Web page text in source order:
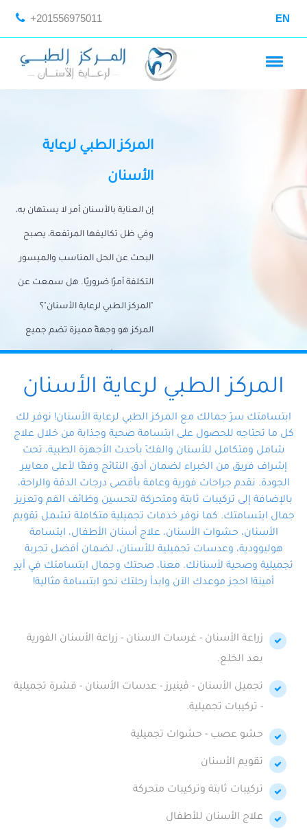
+201556975011 EN
المركز الطبي لرعاية
الأسنان
إن العناية بالأسنان أمر لا يستهان به،
وفي ظل تكاليفها المرتفعة، يصبح
البحث عن الحل المناسب والميسور
التكلفة أمرًا ضروريًا. هل سمعت عن
"المركز الطبي لرعاية الأسنان"؟
المركز هو وجهةً مميزة تضم جميع
احتياجات الأسنان تحت سقف واحد،
وتضمن لك حلاً شاملًا لجميع
المتخصص ذوي الخبرة، ستجد نفسك
في أيد أمينة تلبي احتياجاتك بكل
احترافية ودقة.
المركز الطبي لرعاية الأسنان
ابتسامتك سرّ جمالك مع المركز الطبي لرعاية الأسنان! نوفر لك
كل ما تحتاجه للحصول على ابتسامة صحية وجذابة من خلال علاج
شامل ومتكامل للأسنان والفكّ بأحدث الأجهزة الطبية، تحت
إشراف فريق من الخبراء لضمان أدق النتائج وفقًا لأعلى معايير
الجودة. نقدم جراحات فورية وعامة بأقصى درجات الدقة والراحة،
بالإضافة إلى تركيبات ثابتة ومتحركة لتحسين وظائف الفم وتعزيز
جمال ابتسامتك. كما نوفر خدمات تجميلية متكاملة تشمل تقويم
الأسنان، حشوات الأسنان، علاج أسنان الأطفال، ابتسامة
هوليوودية، وعدسات تجميلية للأسنان، لضمان أفضل تجربة
تجميلية وصحية لأسنانك. معنا، صحتك وجمال ابتسامتك في أيدٍ
أمينة! احجز موعدك الآن وابدأ رحلتك نحو ابتسامة مثالية!
زراعة الأسنان - غرسات الاسنان - زراعة الأسنان الفورية
بعد الخلع.
تجميل الأسنان - ڤينيرز - عدسات الأسنان - قشرة تجميلية
- تركيبات تجميلية.
حشو عصب - حشوات تجميلية
تقويم الأسنان
تركيبات ثابتة وتركيبات متحركة
علاج الأسنان للأطفال